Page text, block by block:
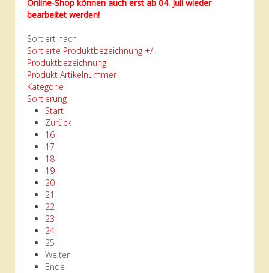
Online-Shop können auch erst ab 04. Juli wieder
bearbeitet werden!
Sortiert nach
Sortierte Produktbezeichnung +/-
Produktbezeichnung
Produkt Artikelnummer
Kategorie
Sortierung
Start
Zurück
16
17
18
19
20
21
22
23
24
25
Weiter
Ende